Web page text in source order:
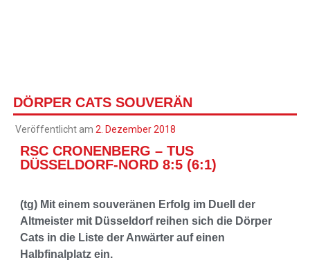
DÖRPER CATS SOUVERÄN
Veröffentlicht am 2. Dezember 2018
RSC CRONENBERG – TUS
DÜSSELDORF-NORD 8:5 (6:1)
(tg) Mit einem souveränen Erfolg im Duell der
Altmeister mit Düsseldorf reihen sich die Dörper
Cats in die Liste der Anwärter auf einen
Halbfinalplatz ein.